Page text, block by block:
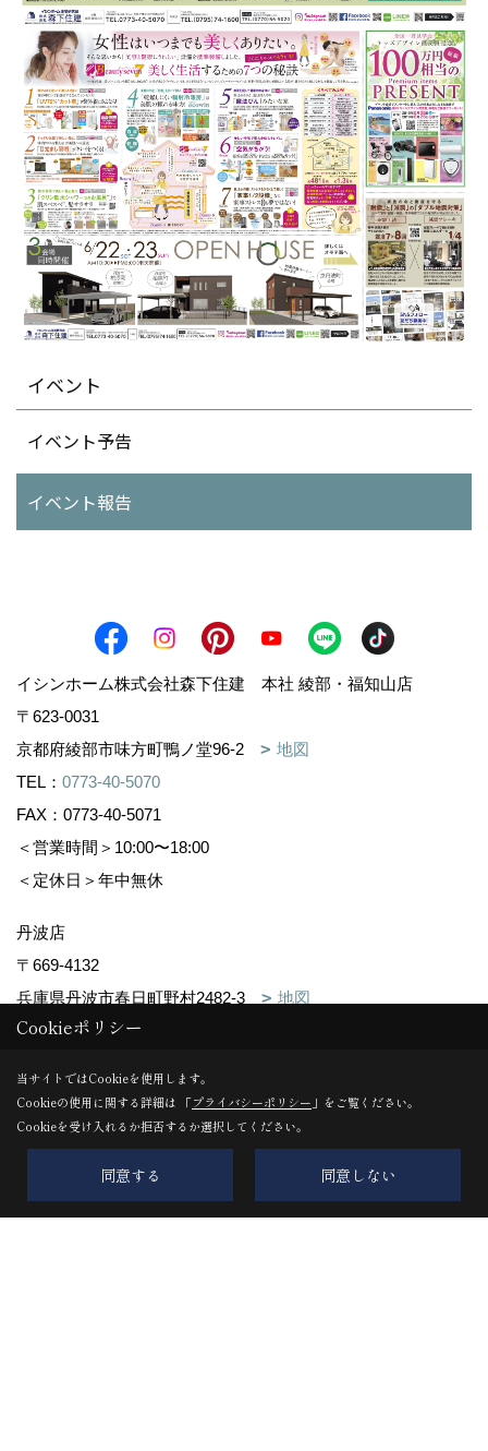
イベント
イベント予告
イベント報告
イシンホーム株式会社森下住建 本社 綾部・福知山店
〒623-0031
京都府綾部市味方町鴨ノ堂96-2
地図
TEL： 0773-40-5070
FAX：0773-40-5071
＜営業時間＞10:00〜18:00
＜定休日＞年中無休
丹波店
〒669-4132
兵庫県丹波市春日町野村2482-3
地図
TEL：0795-74-1600
＜営業時間＞10:00～17:00
＜定休日＞年中無休
〒917-0241
Cookieポリシー
当サイトではCookieを使用します。
Cookieの使用に関する詳細は 「プライバシーポリシー 」をご覧ください。
Cookieを受け入れるか拒否するか選択してください。
同意する 同意しない